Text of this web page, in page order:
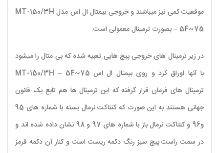
موقعیت کمی نیز میباشند و خروجی بیمتال ال اس مدل MT-150/3H
– 54~75 بصورت ترمینال معمولی است.
در زیر ترمینال های خروجی پیچ هایی تعبیه شده که بی متال را میشود
با آنها اوراق کرد و روی بیمتال ال اس MT-150/3H – 54~75
ترمینال های فرمان قرار گرفته که این ترمینال ها هم تابع یک قانون
جهانی هستند به این صورت که کنتاکت نرمال بسته با شماره های 95
و96 و کنتاکت نرمال باز با شماره های 97 و 98 نشان داده شده اند و
در سمت راست پیچ سبز رنگ دکمه ریست است و کنار آن دکمه قرمز